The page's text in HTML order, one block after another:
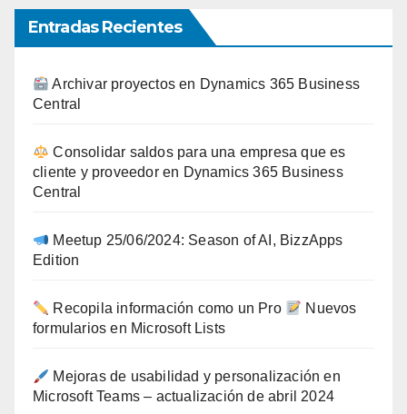
Entradas Recientes
Archivar proyectos en Dynamics 365 Business
Central
Consolidar saldos para una empresa que es
cliente y proveedor en Dynamics 365 Business
Central
Meetup 25/06/2024: Season of AI, BizzApps
Edition
Recopila información como un Pro
Nuevos
formularios en Microsoft Lists
Mejoras de usabilidad y personalización en
Microsoft Teams – actualización de abril 2024